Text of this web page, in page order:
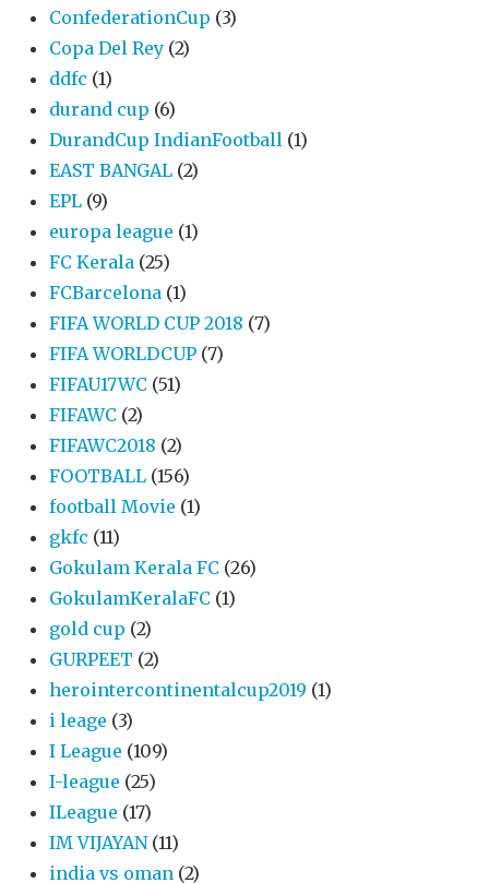
ConfederationCup (3)
Copa Del Rey (2)
ddfc (1)
durand cup (6)
DurandCup IndianFootball (1)
EAST BANGAL (2)
EPL (9)
europa league (1)
FC Kerala (25)
FCBarcelona (1)
FIFA WORLD CUP 2018 (7)
FIFA WORLDCUP (7)
FIFAU17WC (51)
FIFAWC (2)
FIFAWC2018 (2)
FOOTBALL (156)
football Movie (1)
gkfc (11)
Gokulam Kerala FC (26)
GokulamKeralaFC (1)
gold cup (2)
GURPEET (2)
herointercontinentalcup2019 (1)
i leage (3)
I League (109)
I-league (25)
ILeague (17)
IM VIJAYAN (11)
india vs oman (2)